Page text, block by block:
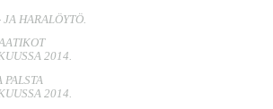
HARALÖYTÖ.
2014.
2014.